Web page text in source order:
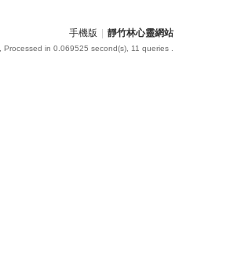
手機版 靜竹林心靈網站
, Processed in 0.069525 second(s), 11 queries .